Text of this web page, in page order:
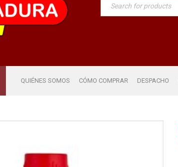
QUIÉNES SOMOS CÓMO COMPRAR DESPACHO